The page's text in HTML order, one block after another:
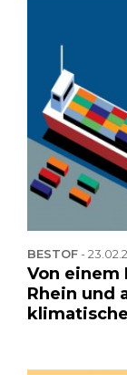
BESTOF-
Von einem
Rhein und